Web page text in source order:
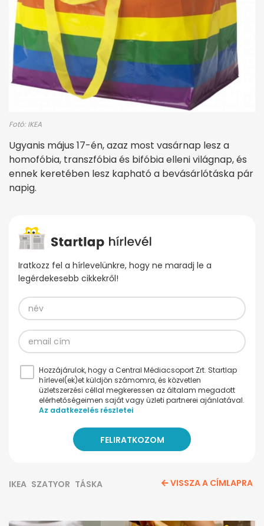
Fotó: IKEA
Ugyanis május 17-én, azaz most vasárnap lesz a
homofóbia, transzfóbia és bifóbia elleni világnap, és
ennek keretében lesz kapható a bevásárlótáska pár
napig.
Iratkozz fel a hírlevelünkre, hogy ne maradj le a
legérdekesebb cikkekről!
Hozzájárulok, hogy a Central Médiacsoport Zrt. Startlap
hírlevel(ek)et küldjön számomra, és közvetlen
üzletszerzési céllal megkeressen az általam megadott
elérhetőségeimen saját vagy üzleti partnerei ajánlatával.
Az adatkezelés részletei
IKEA SZATYOR TÁSKA VISSZA A CÍMLAPRA